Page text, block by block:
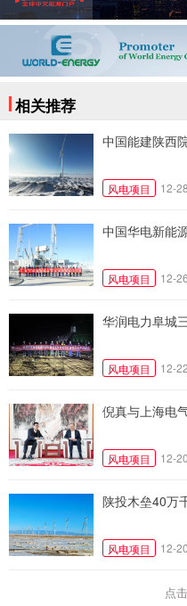
相关推荐
中国能建陕西
风电项目 12-28
中国华电新能
风电项目 12-26
华润电力阜城
风电项目 12-22
倪真与上海电
风电项目 12-20
陕投木垒40万
风电项目 12-20
点